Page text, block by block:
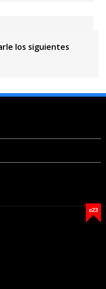
los siguientes
e23